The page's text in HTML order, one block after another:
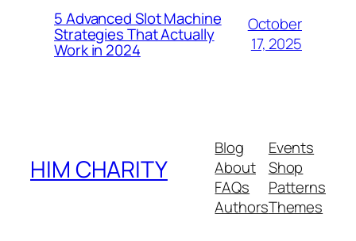
5 Advanced Slot Machine
Strategies That Actually
Work in 2024
October
17, 2025
HIM CHARITY
Blog
About
FAQs
Authors
Events
Shop
Patterns
Themes